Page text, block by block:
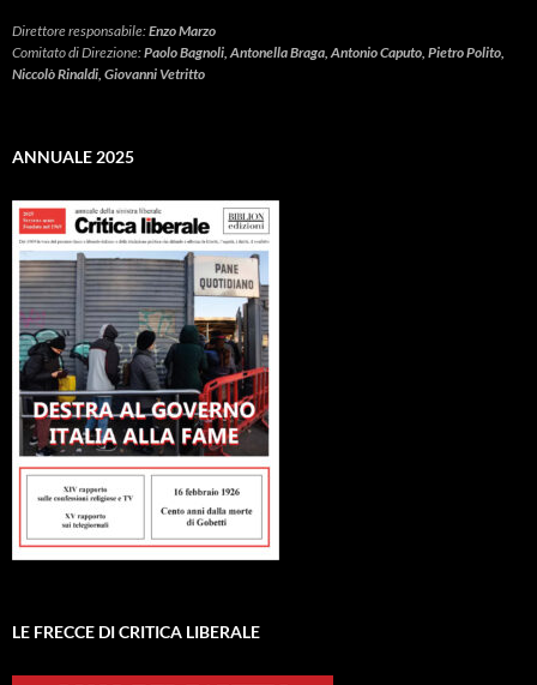
Direttore responsabile:Enzo Marzo
Comitato di Direzione:Paolo Bagnoli, Antonella Braga, Antonio Caputo, Pietro Polito,
Niccolò Rinaldi, Giovanni Vetritto
ANNUALE 2025
LE FRECCE DI CRITICA LIBERALE